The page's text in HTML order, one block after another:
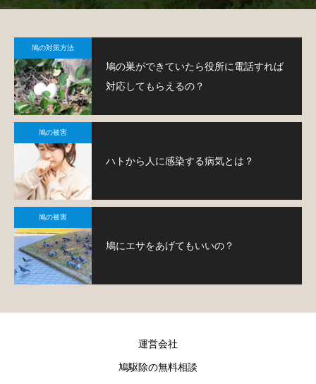
鳩の対策方法
鳩の巣ができていたら役所に電話すれば
対応してもらえるの？
鳩の被害
ハトから人に感染する病気とは？
鳩の被害
鳩にエサをあげてもいいの？
運営会社
鳩駆除の無料相談